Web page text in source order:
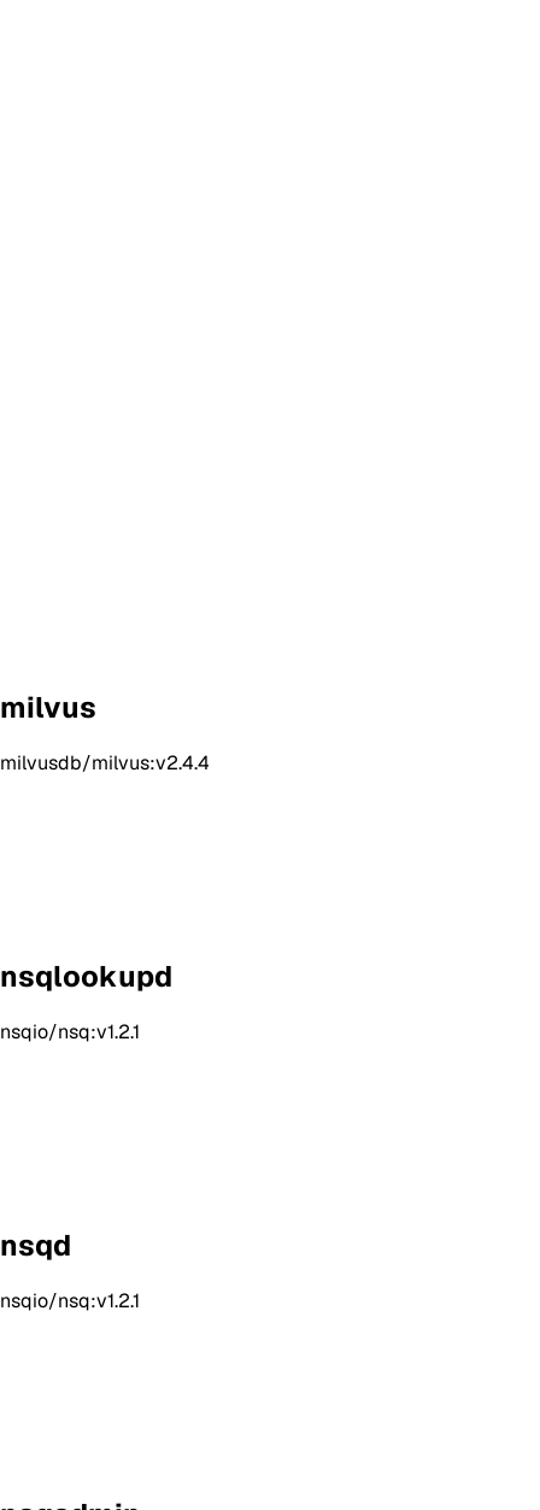
milvus
milvusdb/milvus:v2.4.4
nsqlookupd
nsqio/nsq:v1.2.1
nsqd
nsqio/nsq:v1.2.1